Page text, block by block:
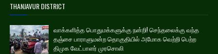
THANJAVUR DISTRICT
வாக்களித்த பொதுமக்களுக்கு நன்றி! செந்தலைக்கு வந்த
தஞ்சை பாராளுமன்ற தொகுதியில் அமோக வெற்றி பெற்ற
திமுக வேட்பாளர் முரசொலி